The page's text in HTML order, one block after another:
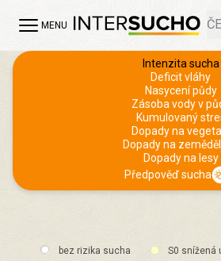
MENU
Intenzita sucha
Deficit vláhy
Nasycení půdy
Zásoba vody v
Kumulovaný
Dopady na
Dopady na
Dopady na lesy
Předpověď sucha
bez rizika sucha
S0 snížená